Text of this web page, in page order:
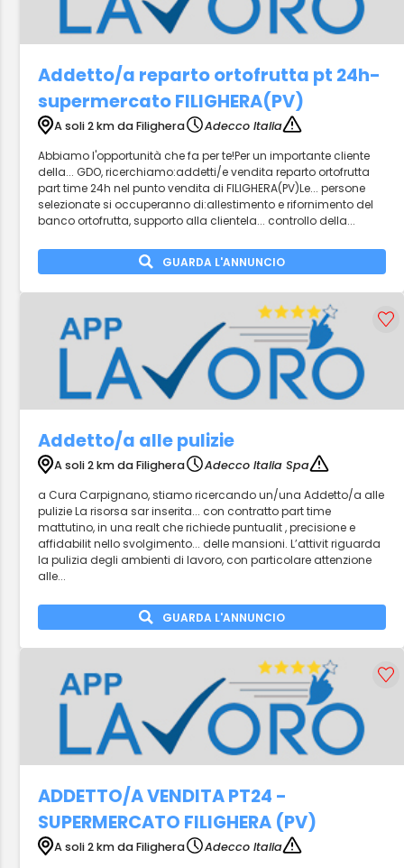
Addetto/a reparto ortofrutta pt 24h-
supermercato FILIGHERA(PV)
A soli 2 km da Filighera
Adecco Italia
Abbiamo l'opportunità che fa per te!Per un importante cliente
della... GDO, ricerchiamo:addetti/e vendita reparto ortofrutta
part time 24h nel punto vendita di FILIGHERA(PV)Le... persone
selezionate si occuperanno di:allestimento e rifornimento del
banco ortofrutta, supporto alla clientela... controllo della...
GUARDA L'ANNUNCIO
Addetto/a alle pulizie
A soli 2 km da Filighera
Adecco Italia Spa
a Cura Carpignano, stiamo ricercando un/una Addetto/a alle
pulizie La risorsa sar inserita... con contratto part time
mattutino, in una realt che richiede puntualit , precisione e
affidabilit nello svolgimento... delle mansioni. L’attivit riguarda
la pulizia degli ambienti di lavoro, con particolare attenzione
alle...
GUARDA L'ANNUNCIO
ADDETTO/A VENDITA PT24 -
SUPERMERCATO FILIGHERA (PV)
A soli 2 km da Filighera
Adecco Italia